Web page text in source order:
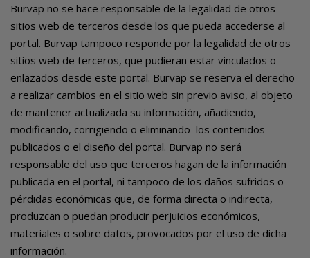
Burvap no se hace responsable de la legalidad de otros
sitios web de terceros desde los que pueda accederse al
portal. Burvap tampoco responde por la legalidad de otros
sitios web de terceros, que pudieran estar vinculados o
enlazados desde este portal. Burvap se reserva el derecho
a realizar cambios en el sitio web sin previo aviso, al objeto
de mantener actualizada su información, añadiendo,
modificando, corrigiendo o eliminando los contenidos
publicados o el diseño del portal. Burvap no será
responsable del uso que terceros hagan de la información
publicada en el portal, ni tampoco de los daños sufridos o
pérdidas económicas que, de forma directa o indirecta,
produzcan o puedan producir perjuicios económicos,
materiales o sobre datos, provocados por el uso de dicha
información.